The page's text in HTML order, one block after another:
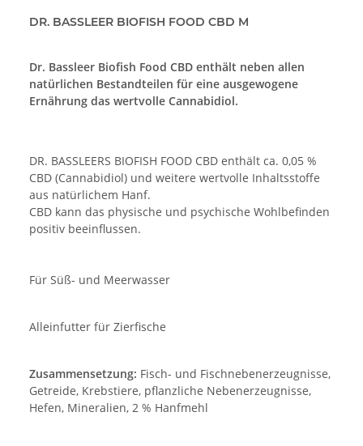
DR. BASSLEER BIOFISH FOOD CBD M
Dr. Bassleer Biofish Food CBD enthält neben allen
natürlichen Bestandteilen für eine ausgewogene
Ernährung das wertvolle Cannabidiol.
DR. BASSLEERS BIOFISH FOOD CBD enthält ca. 0,05 %
CBD (Cannabidiol) und weitere wertvolle Inhaltsstoffe
aus natürlichem Hanf.
CBD kann das physische und psychische Wohlbefinden
positiv beeinflussen.
Für Süß- und Meerwasser
Alleinfutter für Zierfische
Zusammensetzung: Fisch- und Fischnebenerzeugnisse,
Getreide, Krebstiere, pflanzliche Nebenerzeugnisse,
Hefen, Mineralien, 2 % Hanfmehl